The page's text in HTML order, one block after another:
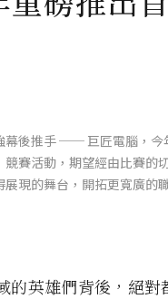
幕後推手 ── 巨匠電腦，今
賽活動，期望經由比賽的
現的舞台，開拓更寬廣的
的英雄們背後，絕對